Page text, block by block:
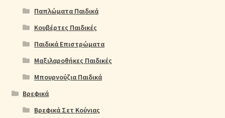
Παπλώματα Παιδικά
Κουβέρτες Παιδικές
Παιδικά Επιστρώματα
Μαξιλαροθήκες Παιδικές
Μπουρνούζια Παιδικά
Βρεφικά
Βρεφικά Σετ Κούνιας